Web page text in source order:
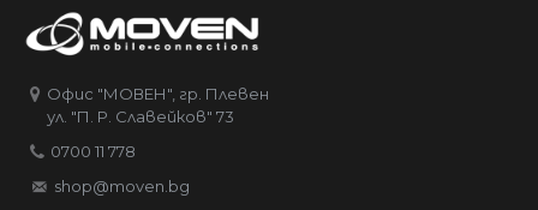
Офис "МОВЕН", гр. Плевен
ул. "П. Р. Славейков" 73
0700 11 778
shop@moven.bg